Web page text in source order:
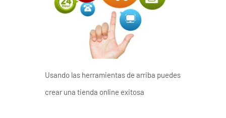
Usando las herramientas de arriba puedes
crear una tienda online exitosa